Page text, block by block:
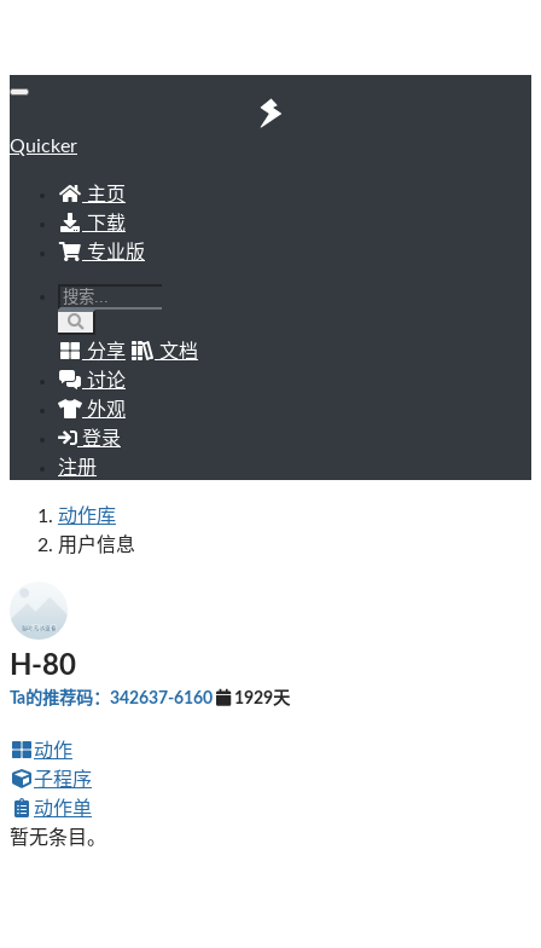
Quicker
主页
下载
专业版
分享
文档
讨论
外观
登录
注册
动作库
用户信息
H-80
Ta的推荐码：342637-6160 1929天
动作
子程序
动作单
暂无条目。